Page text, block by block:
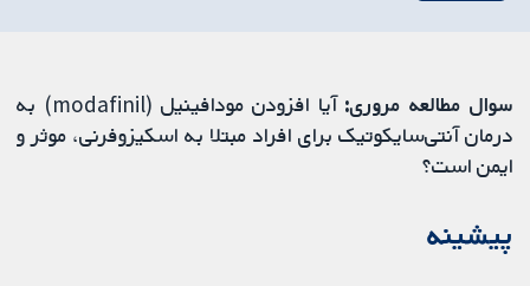
سوال مطالعه مروری:
آیا افزودن مودافینیل (modafinil) به
درمان آنتی‌سایکوتیک برای افراد مبتلا به اسکیزوفرنی، موثر و
ایمن است؟
پیشینه